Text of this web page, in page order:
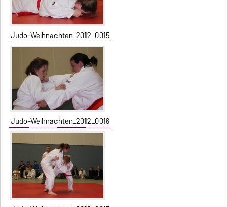
Judo-Weihnachten_2012_0015
Judo-Weihnachten_2012_0016